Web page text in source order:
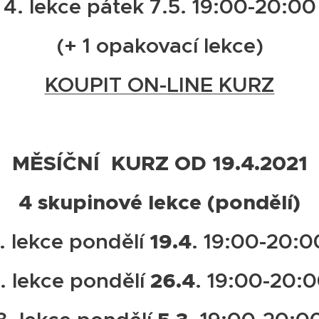
4. lekce pátek 7.5. 19:00-20:00
(+ 1 opakovací lekce)
KOUPIT ON-LINE KURZ
MĚSÍČNÍ KURZ OD 19.4.2021
4 skupinové lekce (pondělí)
lekce pondělí19.4. 19:00-
lekce pondělí26.4. 19:00-